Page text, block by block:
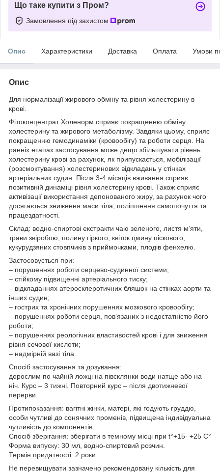
Що таке купити з Пром?
Замовлення під захистом
Опис Характеристики Доставка Оплата Умови
Опис
Для нормалізації жирового обміну та рівня холестерину в
крові.
Фітоконцентрат Холенорм сприяє покращенню обміну
холестерину та жирового метаболізму. Завдяки цьому, сприяє
покращенню гемодинаміки (кровообігу) та роботи серця. На
ранніх етапах застосування може дещо збільшувати рівень
холестерину крові за рахунок, як припускається, мобілізації
(розсмоктування) холестеринових відкладань у стінках
артеріальних судин. Після 3-4 місяців вживання сприяє
позитивній динаміці рівня холестерину крові. Також сприяє
активізації використання депонованого жиру, за рахунок чого
досягається зниження маси тіла, поліпшення самопочуття та
працездатності.
Склад: водно-спиртові екстракти чаю зеленого, листя м’яти,
трави звіробою, полину гіркого, квіток цмину піскового,
кукурудзяних стовпчиків з приймочками, плодів фенхелю.
Застосовується при:
– порушеннях роботи серцево-судинної системи;
– стійкому підвищенні артеріального тиску;
– відкладаннях атеросклеротичних бляшок на стінках аорти та
інших судин;
– гострих та хронічних порушеннях мозкового кровообігу;
– порушеннях роботи серця, пов’язаних з недостатністю його
роботи;
– порушеннях реологічних властивостей крові і для зниження
рівня сечової кислоти;
– надмірній вазі тіла.
Спосіб застосування та дозування:
дорослим по чайній ложці на півсклянки води натще або на
ніч. Курс – 3 тижні. Повторний курс – після двотижневої
перерви.
Протипоказання: вагітні жінки, матері, які годують груддю,
особи чутливі до сонячних променів, підвищена індивідуальна
чутливість до компонентів.
Спосіб зберігання: зберігати в темному місці при t°+15- +25 C°
Форма випуску: 30 мл, водно-спиртовий розчин.
Термін придатності: 2 роки
Не перевищувати зазначено рекомендовану кількість для